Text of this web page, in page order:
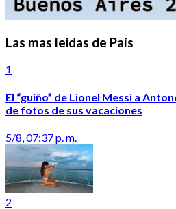
Las mas leidas de País
1
El “guiño” de Lionel Messi a
de fotos de sus vacaciones
5/8, 07:37 p. m.
2